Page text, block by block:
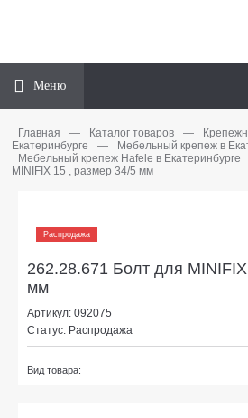
Меню
Главная — Каталог товаров —
Екатеринбурге
— Мебельный крепеж в
Мебельный крепеж Hafele в Екатеринбурге
MINIFIX 15 , размер 34/5 мм
Распродажа
262.28.671 Болт для
мм
Артикул: 092075
Статус: Распродажа
Вид товара: